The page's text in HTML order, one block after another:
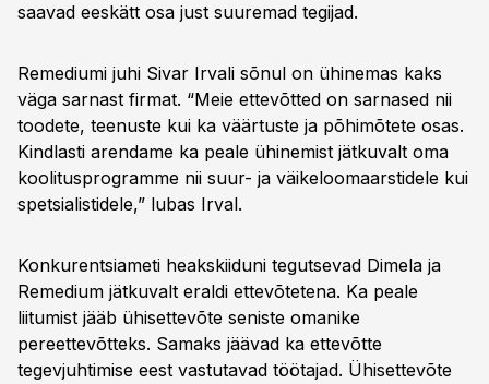
saavad eeskätt osa just suuremad tegijad.
Remediumi juhi Sivar Irvali sõnul on ühinemas kaks
väga sarnast firmat. “Meie ettevõtted on sarnased nii
toodete, teenuste kui ka väärtuste ja põhimõtete osas.
Kindlasti arendame ka peale ühinemist jätkuvalt oma
koolitusprogramme nii suur- ja väikeloomaarstidele kui
spetsialistidele,” lubas Irval.
Konkurentsiameti heakskiiduni tegutsevad Dimela ja
Remedium jätkuvalt eraldi ettevõtetena. Ka peale
liitumist jääb ühisettevõte seniste omanike
pereettevõtteks. Samaks jäävad ka ettevõtte
tegevjuhtimise eest vastutavad töötajad. Ühisettevõte